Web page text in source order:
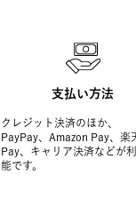
支払い方法
クレジット決済のほか、
PayPay、Amazon Pay、楽
Pay、キャリア決済などが
能です。